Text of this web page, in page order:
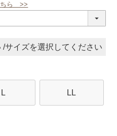
ちら >>
サイズ
L LL